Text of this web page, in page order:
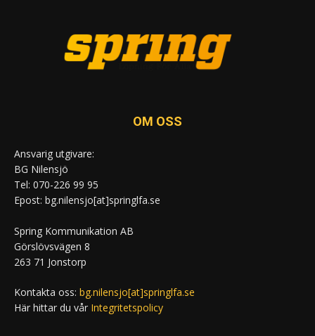
OM OSS
Ansvarig utgivare:
BG Nilensjö
Tel: 070-226 99 95
Epost: bg.nilensjo[at]springlfa.se
Spring Kommunikation AB
Görslövsvägen 8
263 71 Jonstorp
Kontakta oss: bg.nilensjo[at]springlfa.se
Här hittar du vår Integritetspolicy